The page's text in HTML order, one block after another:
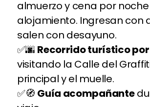
almuerzo y cena por
alojamiento. Ingresan con
salen con desayuno.
🌆 Recorrido turístico
visitando la Calle del
principal y el muelle.
🧭 Guía acompañante